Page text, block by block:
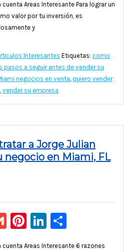
Areas Interesante Para lograr un
valor por tu inversión, es
y
Interesantes Etiquetas: como
pasos a seguir antes de vender su
negocios en venta, quiero vender
, vender su empresa
a Jorge Julian
negocio en Miami, FL
GmailPinterest
LinkedIn
Areas Interesante 6 razones